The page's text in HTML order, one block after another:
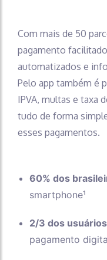
Com mais de 50
pagamento
automatizados e
Pelo app também é
IPVA, multas e taxa
tudo de forma
esses pagamentos.
60% dos
smartphone¹
2/3 dos usuários
pagamento